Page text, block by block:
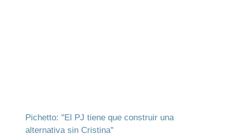
Pichetto: "El PJ tiene que construir una
alternativa sin Cristina"